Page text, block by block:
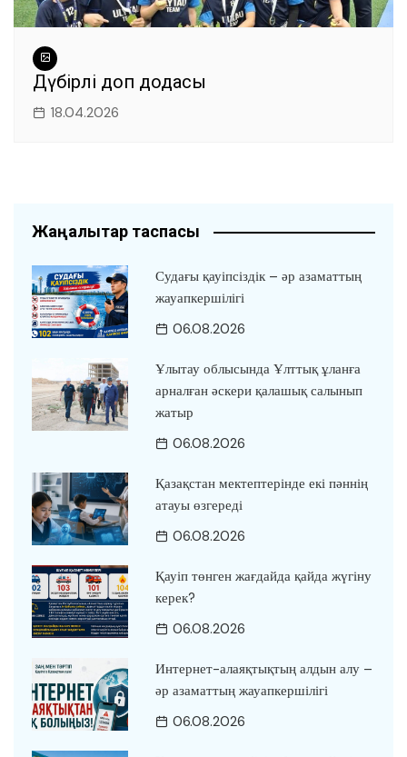
Дүбірлі доп додасы
18.04.2026
Жаңалықтар таспасы
Судағы қауіпсіздік – әр азаматтың
жауапкершілігі
06.08.2026
Ұлытау облысында Ұлттық ұланға
арналған әскери қалашық салынып
жатыр
06.08.2026
Қазақстан мектептерінде екі пәннің
атауы өзгереді
06.08.2026
Қауіп төнген жағдайда қайда жүгіну
керек?
06.08.2026
Интернет-алаяқтықтың алдын алу –
әр азаматтың жауапкершілігі
06.08.2026